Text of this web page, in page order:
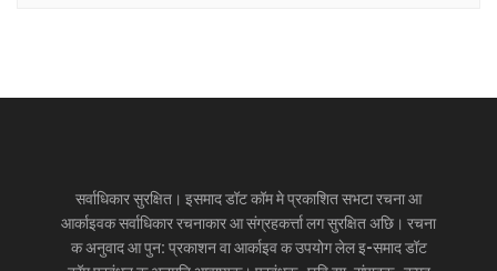
सर्वाधिकार सुरक्षित। इसमाद डॉट कॉम मे प्रकाशित सभटा रचना आ
आर्काइवक सर्वाधिकार रचनाकार आ संग्रहकर्त्ता लग सुरक्षित अछि। रचना
क अनुवाद आ पुन: प्रकाशन वा आर्काइव क उपयोग लेल इ-समाद डॉट